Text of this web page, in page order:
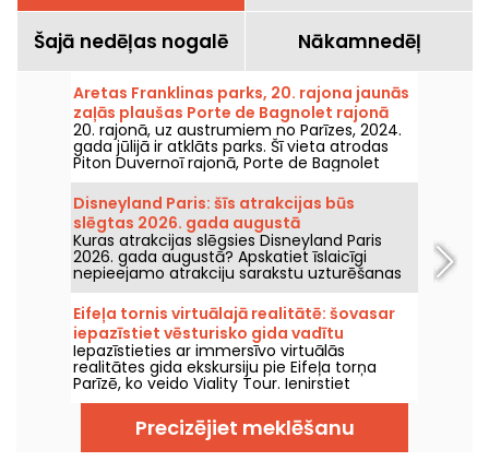
Šajā nedēļas nogalē Nākamnedēļ
Aretas Franklinas parks, 20. rajona jaunās
zaļās plaušas Porte de Bagnolet rajonā
20. rajonā, uz austrumiem no Parīzes, 2024.
gada jūlijā ir atklāts parks. Šī vieta atrodas
Piton Duvernoī rajonā, Porte de Bagnolet
pusē, un tā ir jauna zaļa promenāde šajā
rajonā.
Disneyland Paris: šīs atrakcijas būs
slēgtas 2026. gada augustā
Kuras atrakcijas slēgsies Disneyland Paris
2026. gada augustā? Apskatiet īslaicīgi
nepieejamo atrakciju sarakstu uzturēšanas
vai renovācijas dēļ, lai plānotu savus
apmeklējumus Disney parkiem.
Eifeļa tornis virtuālajā realitātē: šovasar
iepazīstiet vēsturisko gida vadītu
ekskursiju ar Viality Tour
Iepazīstieties ar immersīvo virtuālās
realitātes gida ekskursiju pie Eifeļa torņa
Parīzē, ko veido Viality Tour. Ienirstiet
Champs-de-Marsa sirdī un piedzīvojiet torņa
būvniecību, kā arī tā atklāšanu 1889. gadā.
Jauna versija, kas ir uzticamāka nekā jebkad
agrāk, iznāca 2026. gada 31. marta. Šim
Precizējiet meklēšanu